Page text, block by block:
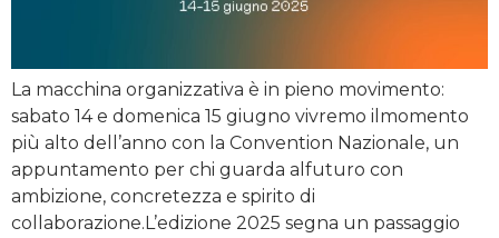
La macchina organizzativa è in pieno movimento:
sabato 14 e domenica 15 giugno vivremo ilmomento
più alto dell’anno con la Convention Nazionale, un
appuntamento per chi guarda alfuturo con
ambizione, concretezza e spirito di
collaborazione.L’edizione 2025 segna un passaggio